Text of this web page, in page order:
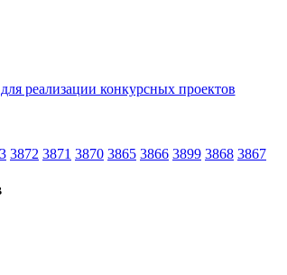
3872 3871 3870 3865 3866 3899 3868 3867